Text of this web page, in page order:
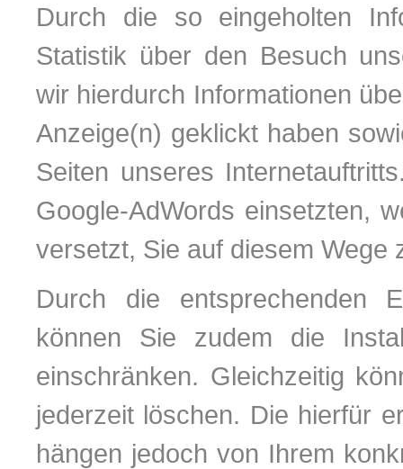
Durch die so eingeholten
Statistik über den Besuch
wir hierdurch Informationen
Anzeige(n) geklickt haben
Seiten unseres
Google-AdWords einsetzten,
versetzt, Sie auf diesem Wege
Durch die entsprechenden
können Sie zudem die
einschränken. Gleichzeitig
jederzeit löschen. Die hierfür
hängen jedoch von Ihrem